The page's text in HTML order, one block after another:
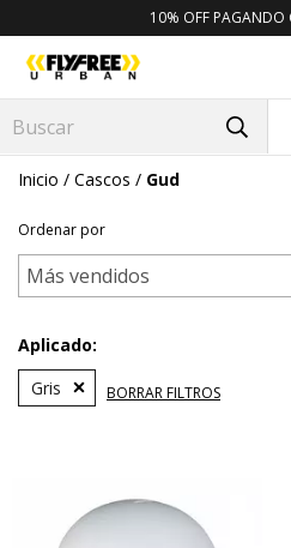
10% OFF PAGANDO
Inicio / Cascos / Gud
Ordenar por
Aplicado:
Gris
BORRAR FILTROS